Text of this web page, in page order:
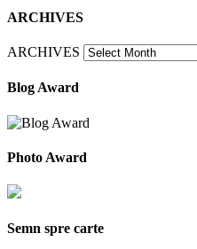
ARCHIVES
ARCHIVES
Blog Award
Photo Award
Semn spre carte